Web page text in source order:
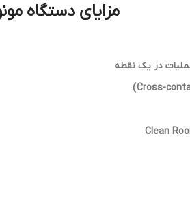
مزایای دستگاه
در یک نقطه